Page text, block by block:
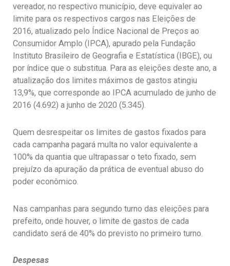
vereador, no respectivo município, deve equivaler ao
limite para os respectivos cargos nas Eleições de
2016, atualizado pelo Índice Nacional de Preços ao
Consumidor Amplo (IPCA), apurado pela Fundação
Instituto Brasileiro de Geografia e Estatística (IBGE), ou
por índice que o substitua. Para as eleições deste ano, a
atualização dos limites máximos de gastos atingiu
13,9%, que corresponde ao IPCA acumulado de junho de
2016 (4.692) a junho de 2020 (5.345).
Quem desrespeitar os limites de gastos fixados para
cada campanha pagará multa no valor equivalente a
100% da quantia que ultrapassar o teto fixado, sem
prejuízo da apuração da prática de eventual abuso do
poder econômico.
Nas campanhas para segundo turno das eleições para
prefeito, onde houver, o limite de gastos de cada
candidato será de 40% do previsto no primeiro turno.
Despesas